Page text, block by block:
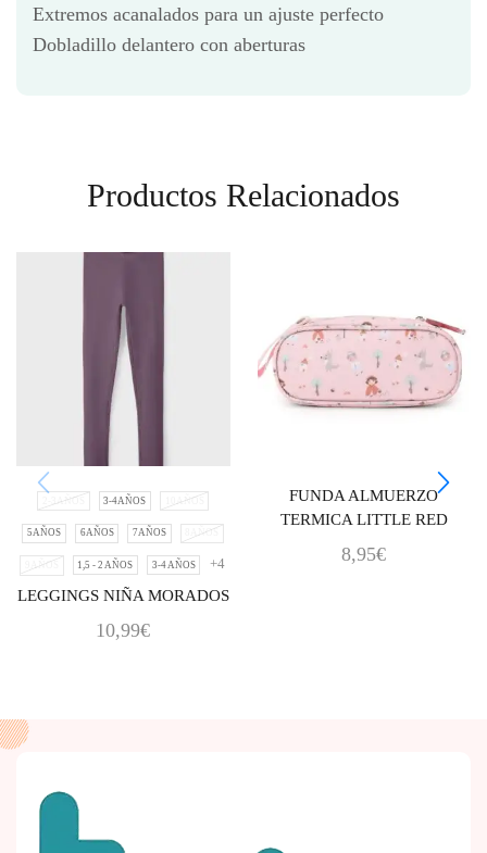
Extremos acanalados para un ajuste perfecto
Dobladillo delantero con aberturas
Productos Relacionados
2-3AÑOS 3-4AÑOS 10AÑOS
5AÑOS 6AÑOS 7AÑOS 8AÑOS
9AÑOS 1,5 - 2 AÑOS 3-4 AÑOS +4
LEGGINGS NIÑA MORADOS
10,99€
FUNDA ALMUERZO
TERMICA LITTLE RED
8,95€